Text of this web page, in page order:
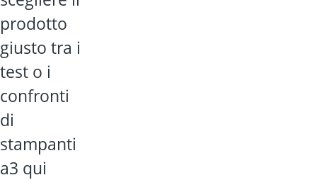
prodotto
giusto tra i
test o i
confronti
di
stampanti
a3 qui